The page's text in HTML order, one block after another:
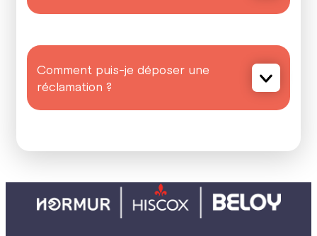
Comment puis-je déposer une
réclamation ?